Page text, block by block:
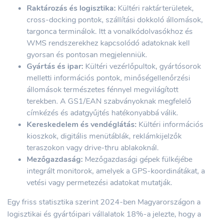
Raktározás és logisztika: Kültéri raktárterületek,
cross-docking pontok, szállítási dokkoló állomások,
targonca terminálok. Itt a vonalkódolvasókhoz és
WMS rendszerekhez kapcsolódó adatoknak kell
gyorsan és pontosan megjelenniük.
Gyártás és ipar: Kültéri vezérlőpultok, gyártósorok
melletti információs pontok, minőségellenőrzési
állomások természetes fénnyel megvilágított
terekben. A GS1/EAN szabványoknak megfelelő
címkézés és adatgyűjtés hatékonyabbá válik.
Kereskedelem és vendéglátás: Kültéri információs
kioszkok, digitális menütáblák, reklámkijelzők
teraszokon vagy drive-thru ablakoknál.
Mezőgazdaság: Mezőgazdasági gépek fülkéjébe
integrált monitorok, amelyek a GPS-koordinátákat, a
vetési vagy permetezési adatokat mutatják.
Egy friss statisztika szerint 2024-ben Magyarországon a
logisztikai és gyártóipari vállalatok 18%-a jelezte, hogy a